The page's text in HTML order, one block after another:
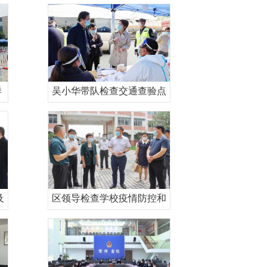
吴小华带队检查交通查验点
区领导检查学校疫情防控和